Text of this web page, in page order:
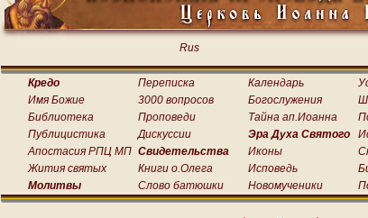
Rus
Кредо Переписка Календарь
Имя Божие
3000 вопросов Богослужения
Библиотека
Проповеди Тайна ап.Иоанна
Публицистика
Дискуссии Эра Духа Святого
Апостасия РПЦ МП Свидетельства Иконы
Жития святых
Книги о.Олега Исповедь
Молитвы
Слово батюшки Новомученики